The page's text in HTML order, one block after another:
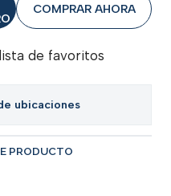
COMPRAR AHORA
de favoritos
ubicaciones
PRODUCTO